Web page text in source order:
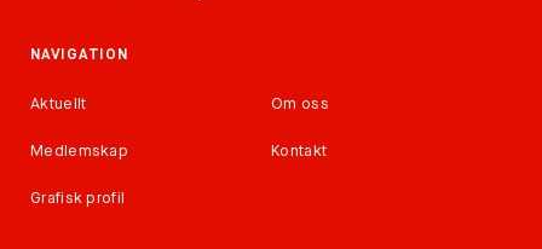
NAVIGATION
Aktuellt Om oss
Medlemskap Kontakt
Grafisk profil